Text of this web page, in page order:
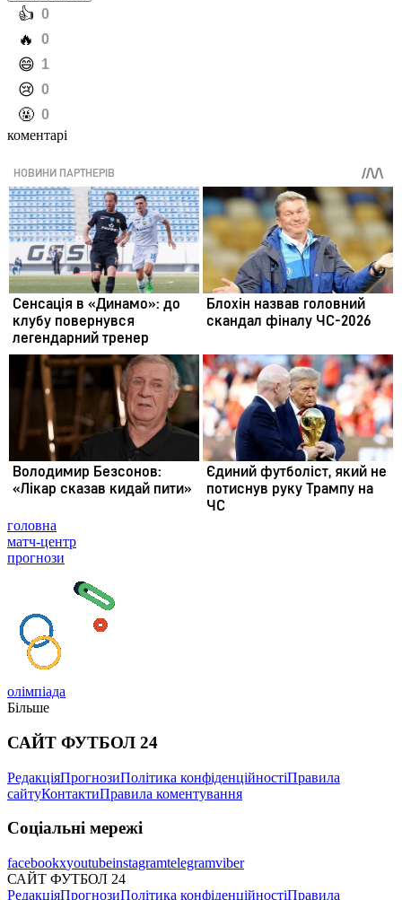
️👍 0
️🔥 0
️😄 1
️😢 0
️🤬 0
коментарі
головна
матч-центр
прогнози
олімпіада
Більше
САЙТ ФУТБОЛ 24
РедакціяПрогнозиПолітика конфіденційностіПравила
сайтуКонтактиПравила коментування
Соціальні мережі
facebookxyoutubeinstagramtelegramviber
САЙТ ФУТБОЛ 24
РедакціяПрогнозиПолітика конфіденційностіПравила